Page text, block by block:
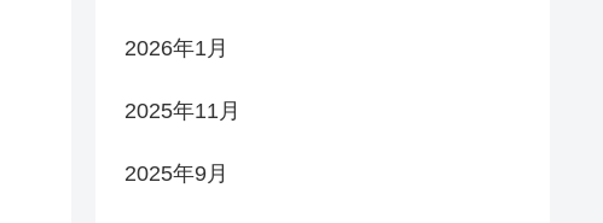
2026年1月
2025年11月
2025年9月